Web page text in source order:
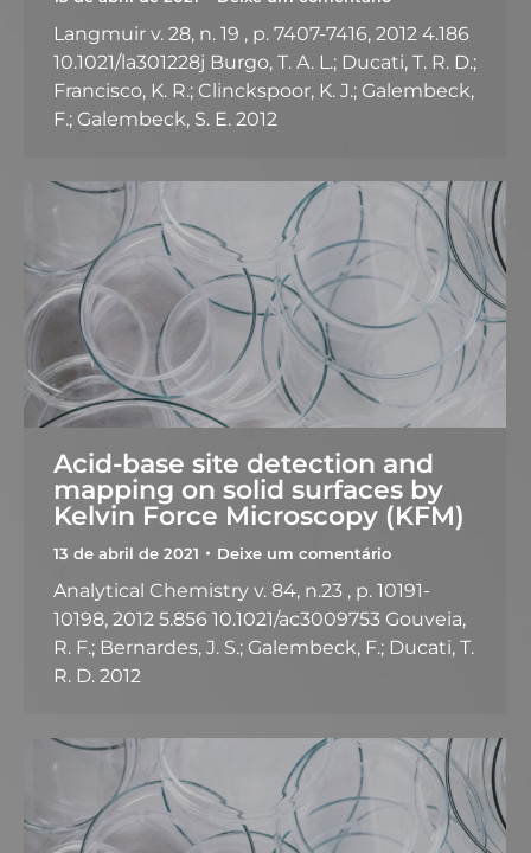
Langmuir v. 28, n. 19 , p. 7407-7416, 2012 4.186
10.1021/la301228j Burgo, T. A. L.; Ducati, T. R. D.;
Francisco, K. R.; Clinckspoor, K. J.; Galembeck,
F.; Galembeck, S. E. 2012
Acid-base site detection and
mapping on solid surfaces by
Kelvin Force Microscopy (KFM)
13 de abril de 2021 Deixe um comentário
Analytical Chemistry v. 84, n.23 , p. 10191-
10198, 2012 5.856 10.1021/ac3009753 Gouveia,
R. F.; Bernardes, J. S.; Galembeck, F.; Ducati, T.
R. D. 2012